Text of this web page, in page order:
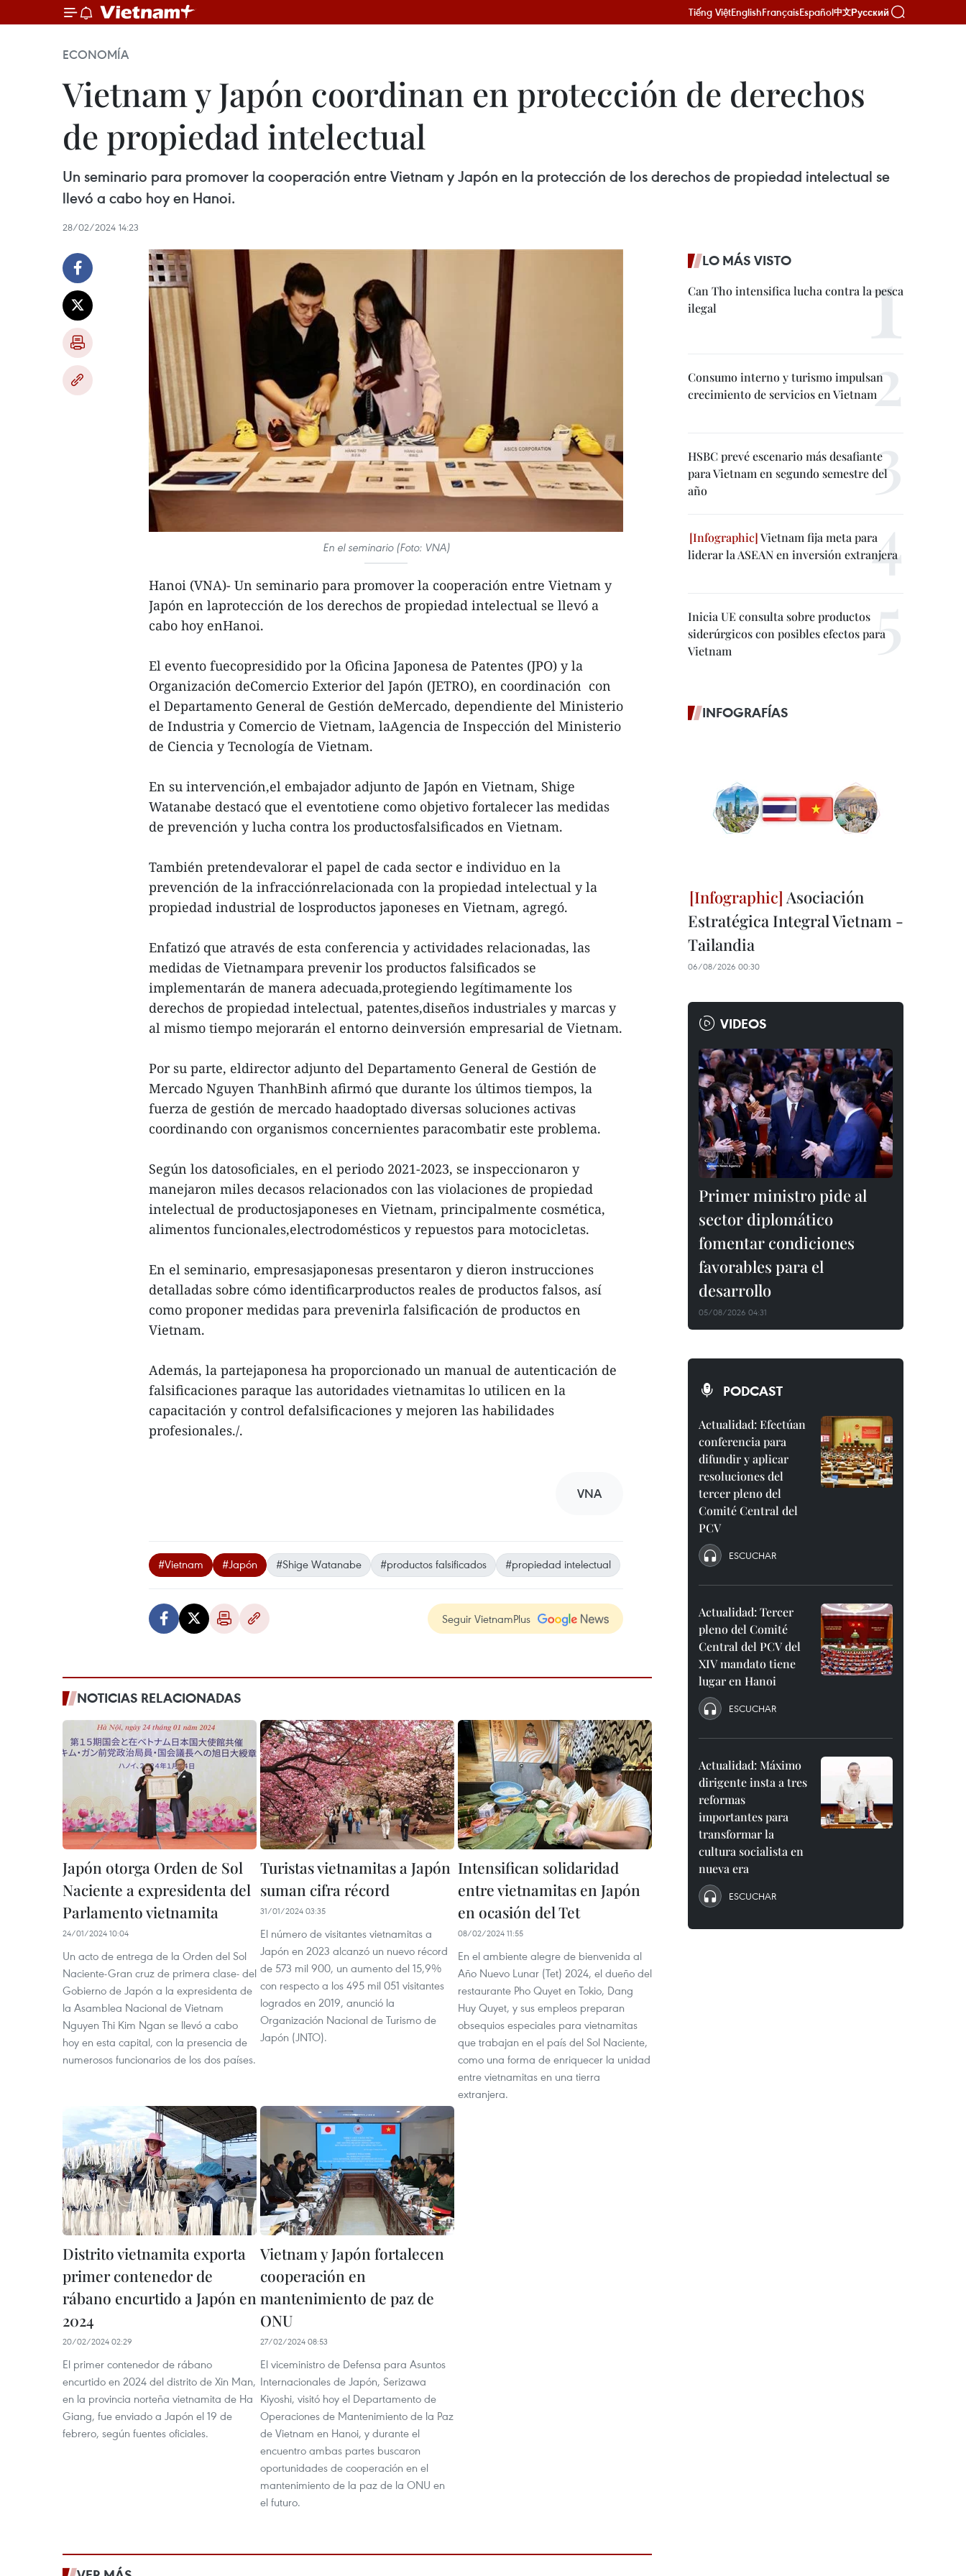
Tiếng ViệtEnglishFrançaisEspañol中文Русский
ECONOMÍA
Vietnam y Japón coordinan en protección de derechos
de propiedad intelectual
Un seminario para promover la cooperación entre Vietnam y Japón en la protección de los derechos de propiedad intelectual se
llevó a cabo hoy en Hanoi.
28/02/2024 14:23
En el seminario (Foto: VNA)
Hanoi (VNA)- Un seminario para promover la cooperación entre Vietnam y
Japón en laprotección de los derechos de propiedad intelectual se llevó a
cabo hoy enHanoi.
El evento fuecopresidido por la Oficina Japonesa de Patentes (JPO) y la
Organización deComercio Exterior del Japón (JETRO), en coordinación con
el Departamento General de Gestión deMercado, dependiente del Ministerio
de Industria y Comercio de Vietnam, laAgencia de Inspección del Ministerio
de Ciencia y Tecnología de Vietnam.
En su intervención,el embajador adjunto de Japón en Vietnam, Shige
Watanabe destacó que el eventotiene como objetivo fortalecer las medidas
de prevención y lucha contra los productosfalsificados en Vietnam.
También pretendevalorar el papel de cada sector e individuo en la
prevención de la infracciónrelacionada con la propiedad intelectual y la
propiedad industrial de losproductos japoneses en Vietnam, agregó.
Enfatizó que através de esta conferencia y actividades relacionadas, las
medidas de Vietnampara prevenir los productos falsificados se
implementarán de manera adecuada,protegiendo legítimamente los
derechos de propiedad intelectual, patentes,diseños industriales y marcas y
al mismo tiempo mejorarán el entorno deinversión empresarial de Vietnam.
Por su parte, eldirector adjunto del Departamento General de Gestión de
Mercado Nguyen ThanhBinh afirmó que durante los últimos tiempos, la
fuerza de gestión de mercado haadoptado diversas soluciones activas
coordinando con organismos concernientes paracombatir este problema.
Según los datosoficiales, en el periodo 2021-2023, se inspeccionaron y
manejaron miles decasos relacionados con las violaciones de propiedad
intelectual de productosjaponeses en Vietnam, principalmente cosmética,
alimentos funcionales,electrodomésticos y repuestos para motocicletas.
En el seminario, empresasjaponesas presentaron y dieron instrucciones
detalladas sobre cómo identificarproductos reales de productos falsos, así
como proponer medidas para prevenirla falsificación de productos en
Vietnam.
Además, la partejaponesa ha proporcionado un manual de autenticación de
falsificaciones paraque las autoridades vietnamitas lo utilicen en la
capacitación y control defalsificaciones y mejoren las habilidades
profesionales./.
VNA
#Vietnam #Japón #Shige Watanabe #productos falsificados #propiedad intelectual
Seguir VietnamPlus
NOTICIAS RELACIONADAS
Japón otorga Orden de Sol
Naciente a expresidenta del
Parlamento vietnamita
24/01/2024 10:04
Un acto de entrega de la Orden del Sol
Naciente-Gran cruz de primera clase- del
Gobierno de Japón a la expresidenta de
la Asamblea Nacional de Vietnam
Nguyen Thi Kim Ngan se llevó a cabo
hoy en esta capital, con la presencia de
numerosos funcionarios de los dos países.
Turistas vietnamitas a Japón
suman cifra récord
31/01/2024 03:35
El número de visitantes vietnamitas a
Japón en 2023 alcanzó un nuevo récord
de 573 mil 900, un aumento del 15,9%
con respecto a los 495 mil 051 visitantes
logrados en 2019, anunció la
Organización Nacional de Turismo de
Japón (JNTO).
Intensifican solidaridad
entre vietnamitas en Japón
en ocasión del Tet
08/02/2024 11:55
En el ambiente alegre de bienvenida al
Año Nuevo Lunar (Tet) 2024, el dueño del
restaurante Pho Quyet en Tokio, Dang
Huy Quyet, y sus empleos preparan
obsequios especiales para vietnamitas
que trabajan en el país del Sol Naciente,
como una forma de enriquecer la unidad
entre vietnamitas en una tierra
extranjera.
Distrito vietnamita exporta
primer contenedor de
rábano encurtido a Japón en
2024
20/02/2024 02:29
El primer contenedor de rábano
encurtido en 2024 del distrito de Xin Man,
en la provincia norteña vietnamita de Ha
Giang, fue enviado a Japón el 19 de
febrero, según fuentes oficiales.
Vietnam y Japón fortalecen
cooperación en
mantenimiento de paz de
ONU
27/02/2024 08:53
El viceministro de Defensa para Asuntos
Internacionales de Japón, Serizawa
Kiyoshi, visitó hoy el Departamento de
Operaciones de Mantenimiento de la Paz
de Vietnam en Hanoi, y durante el
encuentro ambas partes buscaron
oportunidades de cooperación en el
mantenimiento de la paz de la ONU en
el futuro.
LO MÁS VISTO
Can Tho intensifica lucha contra la pesca
ilegal
Consumo interno y turismo impulsan
crecimiento de servicios en Vietnam
HSBC prevé escenario más desafiante
para Vietnam en segundo semestre del
año
Vietnam fija meta para
liderar la ASEAN en inversión extranjera
Inicia UE consulta sobre productos
siderúrgicos con posibles efectos para
Vietnam
INFOGRAFÍAS
Asociación
Estratégica Integral Vietnam -
Tailandia
06/08/2026 00:30
VIDEOS
Primer ministro pide al
sector diplomático
fomentar condiciones
favorables para el
desarrollo
05/08/2026 04:31
PODCAST
Actualidad: Efectúan
conferencia para
difundir y aplicar
resoluciones del
tercer pleno del
Comité Central del
PCV
ESCUCHAR
Actualidad: Tercer
pleno del Comité
Central del PCV del
XIV mandato tiene
lugar en Hanoi
ESCUCHAR
Actualidad: Máximo
dirigente insta a tres
reformas
importantes para
transformar la
cultura socialista en
nueva era
ESCUCHAR